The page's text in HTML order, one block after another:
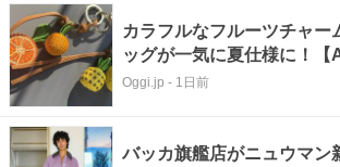
カラフルなフルーツチャー
ッグが一気に夏仕様に！【
TOMORROWLAND】
Oggi.jp - 1日前
バッカ旗艦店がニュウマン